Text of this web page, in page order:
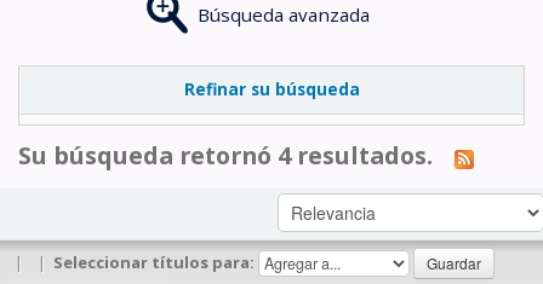
Búsqueda avanzada
Refinar su búsqueda
Su búsqueda retornó 4 resultados.
| | Seleccionar títulos para: